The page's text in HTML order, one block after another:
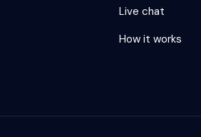
Live chat
How it works